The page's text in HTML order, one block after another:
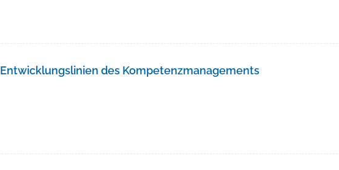
Entwicklungslinien des Kompetenzmanagements